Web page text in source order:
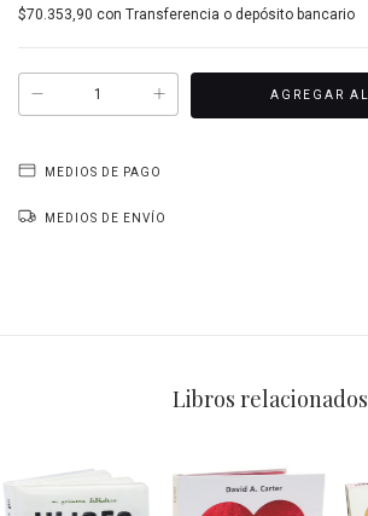
$70.353,90 con Transferencia o depósito bancario
MEDIOS DE PAGO
MEDIOS DE ENVÍO
Libros relacionados